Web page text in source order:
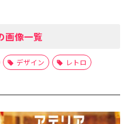
画像一覧
デザイン レトロ